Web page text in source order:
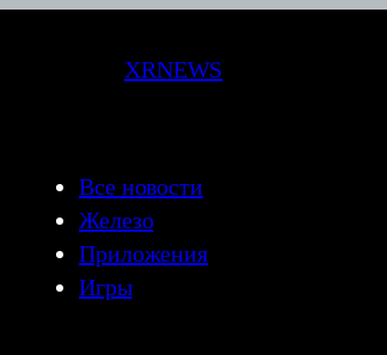
XRNEWS
Все новости
Железо
Приложения
Игры